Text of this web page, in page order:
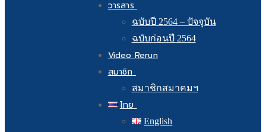
วารสาร
ฉบับปี 2564 – ปัจจุบัน
ฉบับก่อนปี 2564
Video Rerun
สมาชิก
สมาชิกสมาคมฯ
ไทย
English